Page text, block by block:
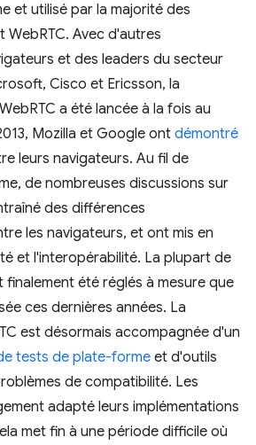
et utilisé par la majorité des
WebRTC. Avec d'autres
et des leaders du secteur
Cisco et Ericsson, la
a été lancée à la fois au
Mozilla et Google ont démontré
leurs navigateurs. Au fil de
de nombreuses discussions sur
des différences
les navigateurs, et ont mis en
et l'interopérabilité. La plupart de
été réglés à mesure que
ces dernières années. La
est désormais accompagnée d'un
tests de plate-forme et d'outils
de compatibilité. Les
adapté leurs implémentations
met fin à une période difficile où